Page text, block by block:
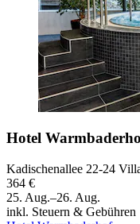
Hotel
Kadischenallee 22-24
364 €
25. Aug.–26. Aug.
inkl. Steuern & Gebühren